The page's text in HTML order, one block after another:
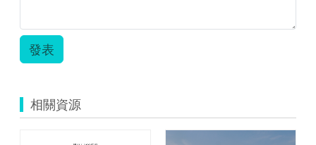
發表
相關資源